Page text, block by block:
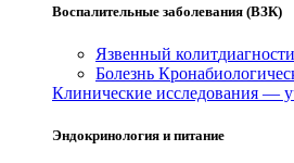
Воспалительные заболевания (ВЗК)
Язвенный колит
Болезнь Крона
Клинические исследования —
Эндокринология и питание